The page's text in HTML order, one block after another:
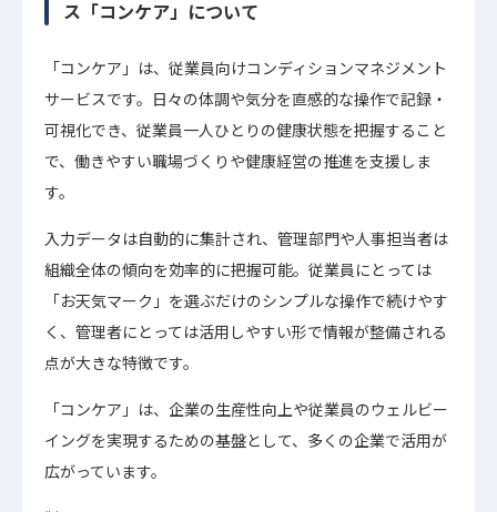
ス「コンケア」について
「コンケア」は、従業員向けコンディションマネジメント
サービスです。日々の体調や気分を直感的な操作で記録・
可視化でき、従業員一人ひとりの健康状態を把握すること
で、働きやすい職場づくりや健康経営の推進を支援しま
す。
入力データは自動的に集計され、管理部門や人事担当者は
組織全体の傾向を効率的に把握可能。従業員にとっては
「お天気マーク」を選ぶだけのシンプルな操作で続けやす
く、管理者にとっては活用しやすい形で情報が整備される
点が大きな特徴です。
「コンケア」は、企業の生産性向上や従業員のウェルビー
イングを実現するための基盤として、多くの企業で活用が
広がっています。